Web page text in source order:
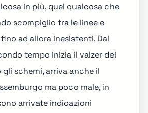
in più, quel qualcosa che
scompiglio tra le linee e
ad allora inesistenti. Dal
tempo inizia il valzer dei
schemi, arriva anche il
ma poco male, in
arrivate indicazioni